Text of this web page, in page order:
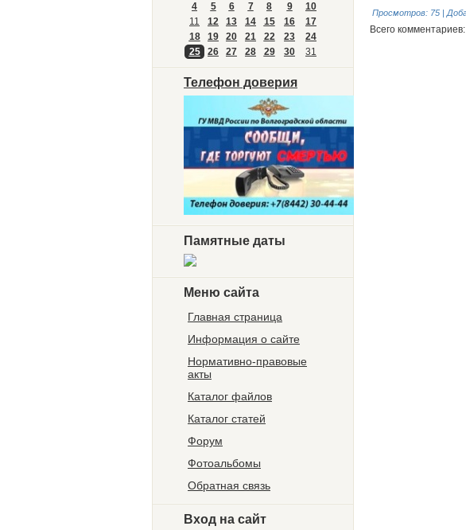
4
5 6 7 8 9
10
11
12 13 14 15 16
17
18
19 20 21 22 23
24
25
26 27 28 29 30 31
Телефон доверия
Памятные даты
Меню сайта
Главная страница
Информация о сайте
Нормативно-правовые
акты
Каталог файлов
Каталог статей
Форум
Фотоальбомы
Обратная связь
Вход на сайт
Просмотров: 75 |
Всего комментариев: